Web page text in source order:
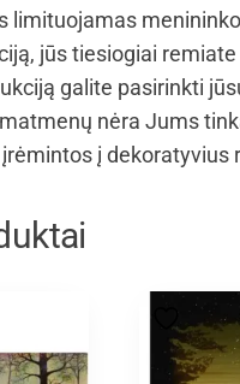
limituojamas
jūs tiesiogiai
galite pasirinkti
nėra Jums
į dekoratyvius